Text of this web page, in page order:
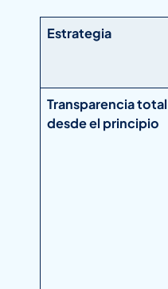
Estrategia
Transparencia total
desde el principio